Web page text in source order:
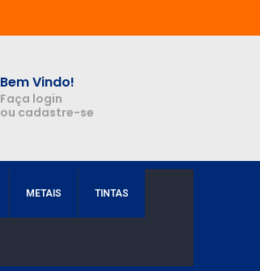
Bem Vindo!
Faça login
ou cadastre-se
METAIS TINTAS